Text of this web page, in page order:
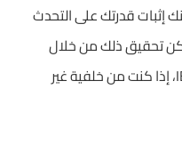
إثبات قدرتك على التحدث
يمكن تحقيق ذلك من خلال
اختبارات مثل TOEFL أو IELTS، إذا كنت من خلفية غير